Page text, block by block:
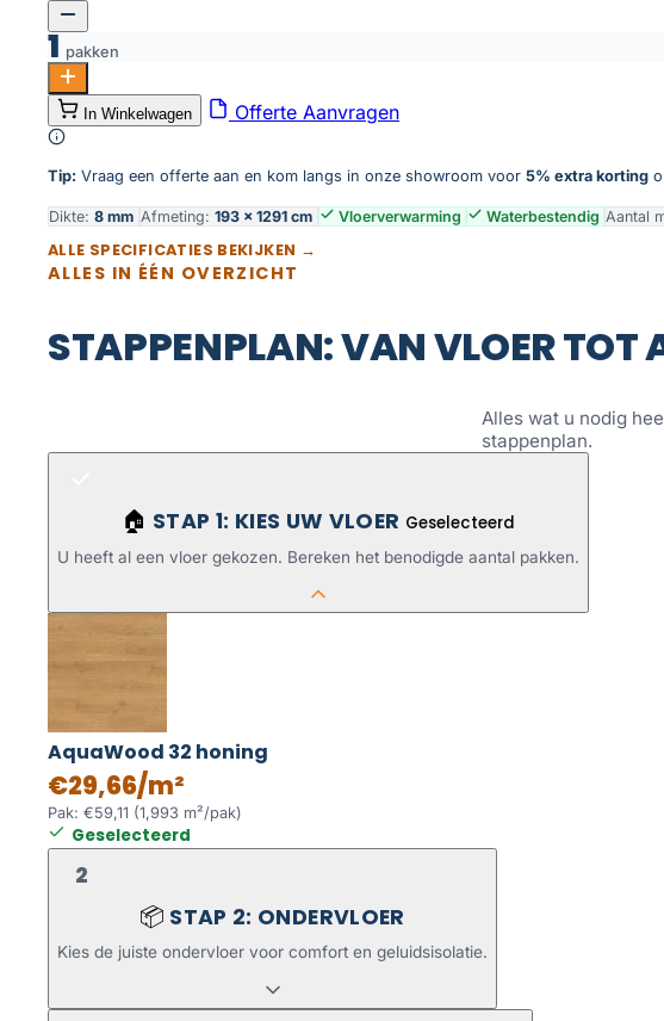
1 pakken
AquaWood 32 honing aantal
Toevoegen aan winkelwagen
In Winkelwagen Offerte Aanvragen
Tip: Vraag een offerte aan en kom langs in onze showroom voor 5% extra korting
Dikte: 8 mm Afmeting: 193 × 1291 cm Vloerverwarming Waterbestendig Aantal
ALLE SPECIFICATIES BEKIJKEN →
ALLES IN ÉÉN OVERZICHT
STAPPENPLAN: VAN VLOER TOT
Alles wat u nodig
stappenplan.
🏠 STAP 1: KIES UW VLOER Geselecteerd
U heeft al een vloer gekozen. Bereken het benodigde aantal pakken.
AquaWood 32 honing
€29,66/m²
Pak: €59,11 (1,993 m²/pak)
Geselecteerd
2
📦 STAP 2: ONDERVLOER
Kies de juiste ondervloer voor comfort en geluidsisolatie.